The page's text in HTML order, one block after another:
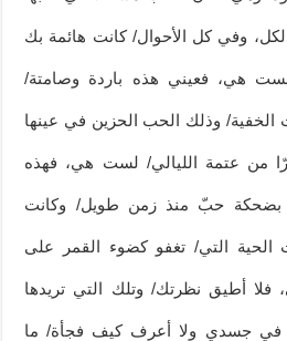
وفي كل الأحوال/ كانت هائمة بك
لست هي، فعيني هذه باردة وصامتة/
الخفية/ وذلك الحب الحزين في عينها
من عتمة الليالي/ لست هي، فهذه
بضحكة حبّ منذ زمن طويل/ وكانت
الحية التي/ تغفو كضوء القمر على
فلا أطيق نظرتك/ وتلك التي تريدها
في جسدي ولا أعرف كيف فجأة/ ما